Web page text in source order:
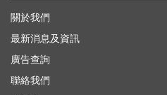
關於我們
最新消息及資訊
廣告查詢
聯絡我們